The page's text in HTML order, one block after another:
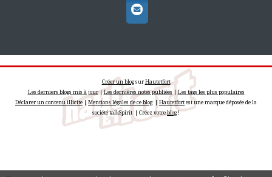
Créer un blogsurHautetfort
Les derniers blogs mis à jour|Les dernières notes publiées |Les tags les plus populaires
Déclarer un contenu illicite| Mentions légales de ce blog| Hautetfortest une marque déposée de la
société talkSpirit | Créez votreblog!